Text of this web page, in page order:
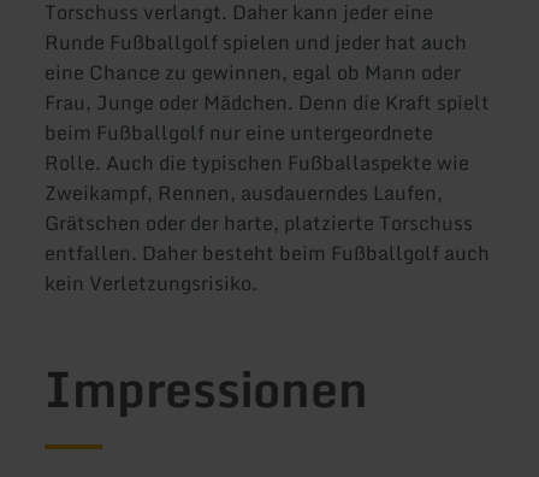
Torschuss verlangt. Daher kann jeder eine
Runde Fußballgolf spielen und jeder hat auch
eine Chance zu gewinnen, egal ob Mann oder
Frau, Junge oder Mädchen. Denn die Kraft spielt
beim Fußballgolf nur eine untergeordnete
Rolle. Auch die typischen Fußballaspekte wie
Zweikampf, Rennen, ausdauerndes Laufen,
Grätschen oder der harte, platzierte Torschuss
entfallen. Daher besteht beim Fußballgolf auch
kein Verletzungsrisiko.
Impressionen